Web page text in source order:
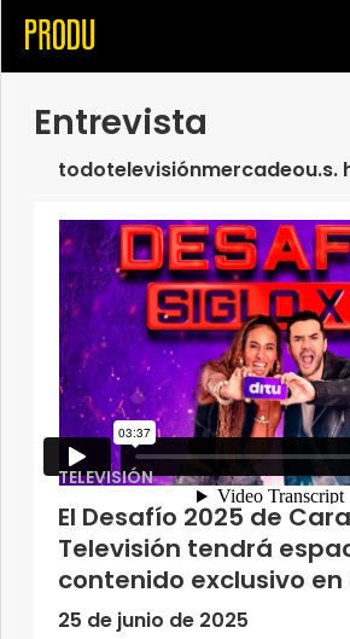
Entrevista
todotelevisiónmercadeou.s.
TELEVISIÓN
El Desafío 2025 de
Televisión tendrá
contenido exclusivo
25 de junio de 2025